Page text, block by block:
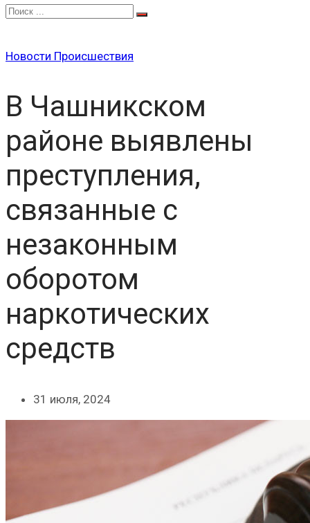
Новости Происшествия
В Чашникском
районе выявлены
преступления,
связанные с
незаконным
оборотом
наркотических
средств
31 июля, 2024